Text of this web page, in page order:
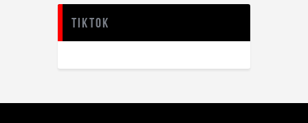
TikTok